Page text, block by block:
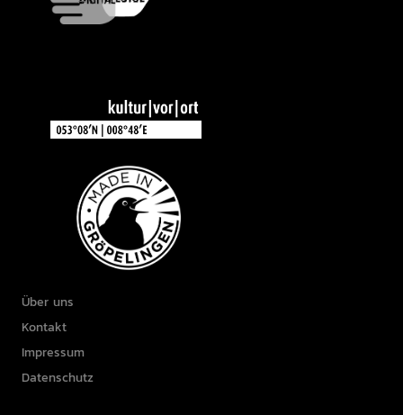
Über uns
Kontakt
Impressum
Datenschutz